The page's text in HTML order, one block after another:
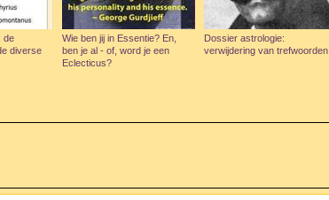
de
diverse
Wie ben jij in Essentie? En,
ben je al - of, word je een
Eclecticus?
Dossier astrologie:
verwijdering van trefwoorden